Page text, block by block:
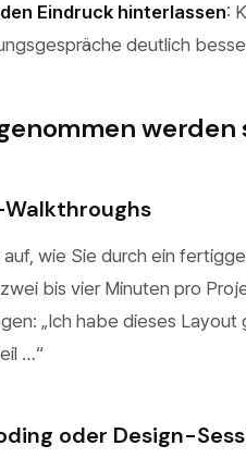
Eindruck hinterlassen:
deutlich
werden
Walkthroughs
auf, wie Sie durch ein
bis vier Minuten pro
„Ich habe dieses
…“
oder Design-